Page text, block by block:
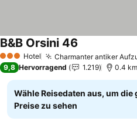
3 SterneHotel Charmanter antiker
B&B Orsini 46
9,8 Hervorragend 1.219 0.4
Wähle Reisedaten aus, um die
Preise zu sehen